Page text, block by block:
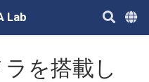
Lab
を搭載し